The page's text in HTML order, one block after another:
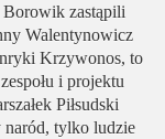
zastąpili
Walentynowicz
Krzywonos, to
i projektu
Piłsudski
naród, tylko ludzie